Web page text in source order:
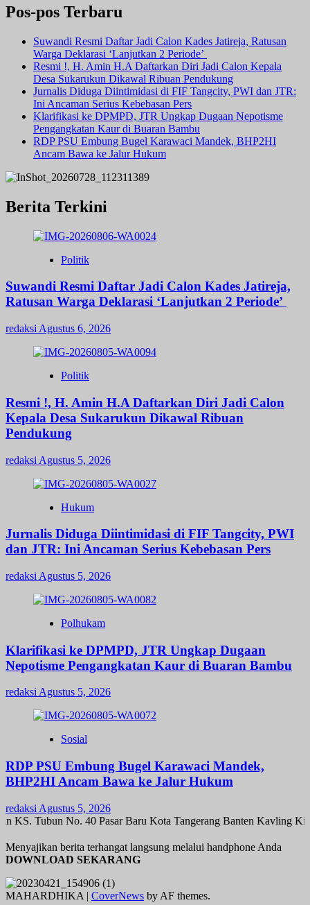
Pos-pos Terbaru
Suwandi Resmi Daftar Jadi Calon Kades Jatireja, Ratusan
Warga Deklarasi ‘Lanjutkan 2 Periode’
Resmi !, H. Amin H.A Daftarkan Diri Jadi Calon Kepala
Desa Sukarukun Dikawal Ribuan Pendukung
Jurnalis Diduga Diintimidasi di FIF Tangcity, PWI dan JTR:
Ini Ancaman Serius Kebebasan Pers
Klarifikasi ke DPMPD, JTR Ungkap Dugaan Nepotisme
Pengangkatan Kaur di Buaran Bambu
RDP PSU Embung Bugel Karawaci Mandek, BHP2HI
Ancam Bawa ke Jalur Hukum
Berita Terkini
Politik
Suwandi Resmi Daftar Jadi Calon Kades Jatireja,
Ratusan Warga Deklarasi ‘Lanjutkan 2 Periode’
redaksi Agustus 6, 2026
Politik
Resmi !, H. Amin H.A Daftarkan Diri Jadi Calon
Kepala Desa Sukarukun Dikawal Ribuan
Pendukung
redaksi Agustus 5, 2026
Hukum
Jurnalis Diduga Diintimidasi di FIF Tangcity, PWI
dan JTR: Ini Ancaman Serius Kebebasan Pers
redaksi Agustus 5, 2026
Polhukam
Klarifikasi ke DPMPD, JTR Ungkap Dugaan
Nepotisme Pengangkatan Kaur di Buaran Bambu
redaksi Agustus 5, 2026
Sosial
RDP PSU Embung Bugel Karawaci Mandek,
BHP2HI Ancam Bawa ke Jalur Hukum
redaksi Agustus 5, 2026
Tubun No. 40 Pasar Baru Kota Tangerang Banten Kavling
Menyajikan berita terhangat langsung melalui handphone Anda
DOWNLOAD SEKARANG
MAHARDHIKA | CoverNews by AF themes.